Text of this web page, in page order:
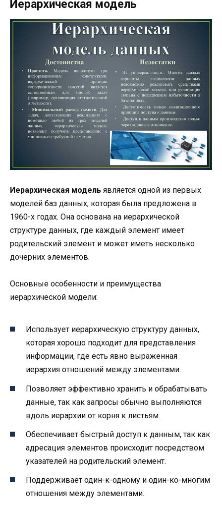
Иерархическая модель
Иерархическая модель является одной из первых
моделей баз данных, которая была предложена в
1960-х годах. Она основана на иерархической
структуре данных, где каждый элемент имеет
родительский элемент и может иметь несколько
дочерних элементов.
Основные особенности и преимущества
иерархической модели:
Использует иерархическую структуру данных,
которая хорошо подходит для представления
информации, где есть явно выраженная
иерархия отношений между элементами.
Позволяет эффективно хранить и обрабатывать
данные, так как запросы обычно выполняются
вдоль иерархии от корня к листьям.
Обеспечивает быстрый доступ к данным, так как
адресация элементов происходит посредством
указателей на родительский элемент.
Поддерживает один-к-одному и один-ко-многим
отношения между элементами.